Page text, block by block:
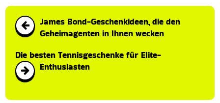
James Bond-Geschenkideen, die den
Geheimagenten in Ihnen wecken
Die besten Tennisgeschenke für Elite-
Enthusiasten